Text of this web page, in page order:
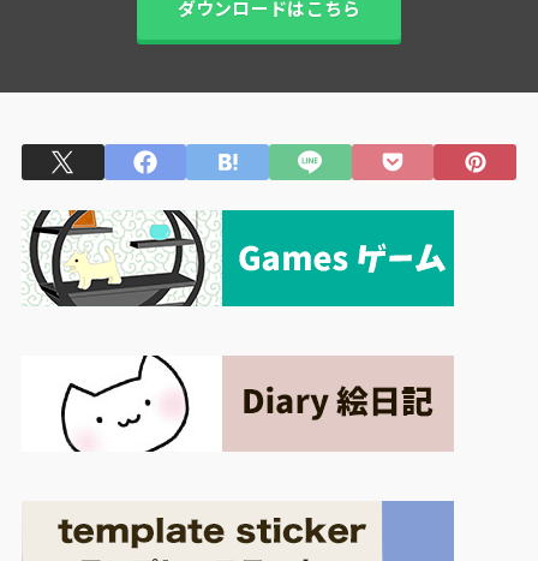
ダウンロードはこちら